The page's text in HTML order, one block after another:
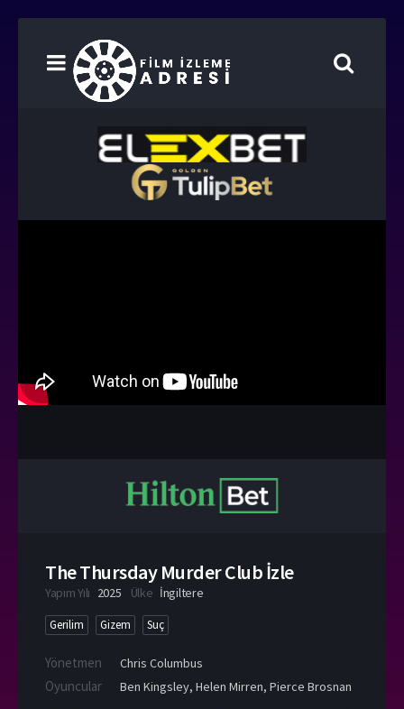
The Thursday Murder Club İzle
Yapım Yılı 2025 Ülke İngiltere
Gerilim Gizem Suç
Yönetmen Chris Columbus
Oyuncular Ben Kingsley, Helen Mirren, Pierce Brosnan